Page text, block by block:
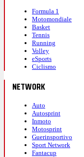
Formula 1
Motomondiale
Basket
Tennis
Running
Volley
eSports
Ciclismo
NETWORK
Auto
Autosprint
Inmoto
Motosprint
Guerinsportivo
Sport Network
Fantacup